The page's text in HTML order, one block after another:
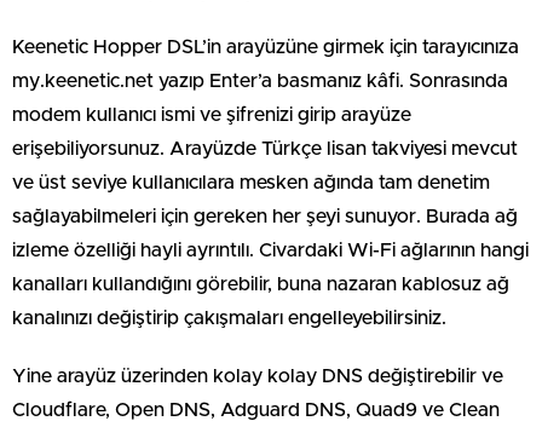
Keenetic Hopper DSL’in arayüzüne girmek için tarayıcınıza
my.keenetic.net yazıp Enter’a basmanız kâfi. Sonrasında
modem kullanıcı ismi ve şifrenizi girip arayüze
erişebiliyorsunuz. Arayüzde Türkçe lisan takviyesi mevcut
ve üst seviye kullanıcılara mesken ağında tam denetim
sağlayabilmeleri için gereken her şeyi sunuyor. Burada ağ
izleme özelliği hayli ayrıntılı. Civardaki Wi-Fi ağlarının hangi
kanalları kullandığını görebilir, buna nazaran kablosuz ağ
kanalınızı değiştirip çakışmaları engelleyebilirsiniz.
Yine arayüz üzerinden kolay kolay DNS değiştirebilir ve
Cloudflare, Open DNS, Adguard DNS, Quad9 ve Clean